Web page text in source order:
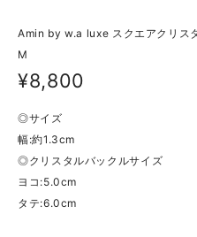
Amin by w.a luxe スクエアクリス
M
¥8,800
◎サイズ
幅:約1.3cm
◎クリスタルバックルサイズ
ヨコ:5.0cm
タテ:6.0cm